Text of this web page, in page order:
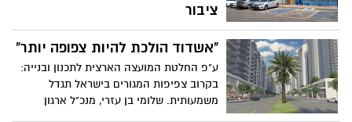
ציבור
הועדה המקומית לתכנון ובניה תדון בתכנית
חדשה למתחם מתנ"ס בית לברון, מגרשי
הטניס וחלק מבריכת בית לברון. על פי התכנון
המוצע, באזור ייבנו שלושה מגדלי מגורים עד
30 קומות שישלבו בתוכם מתנ"ס שכונתי גדול
"אשדוד הולכת להיות צפופה יותר"
ע"פ החלטת המועצה הארצית לתכנון ובנייה:
בקרוב צפיפות המגורים בישראל תגדל
משמעותית. שלומי בן עזרי, מנכ"ל ארגון